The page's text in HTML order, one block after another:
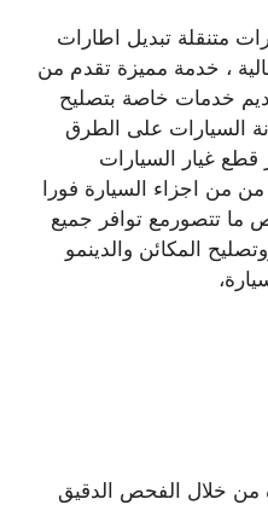
متنقلة تبديل اطارات
، خدمة مميزة تقدم من
خدمات خاصة بتصليح
السيارات على الطرق
قطع غيار السيارات
من من اجزاء السيارة فورا
ما تتصورمع توافر جميع
المكائن والدينمو
من خلال الفحص الدقيق